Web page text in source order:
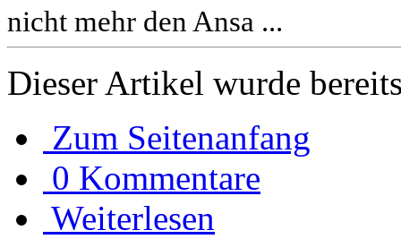
nicht mehr den Ansa ...
Dieser Artikel wurde
Zum Seitenanfang
0 Kommentare
Weiterlesen